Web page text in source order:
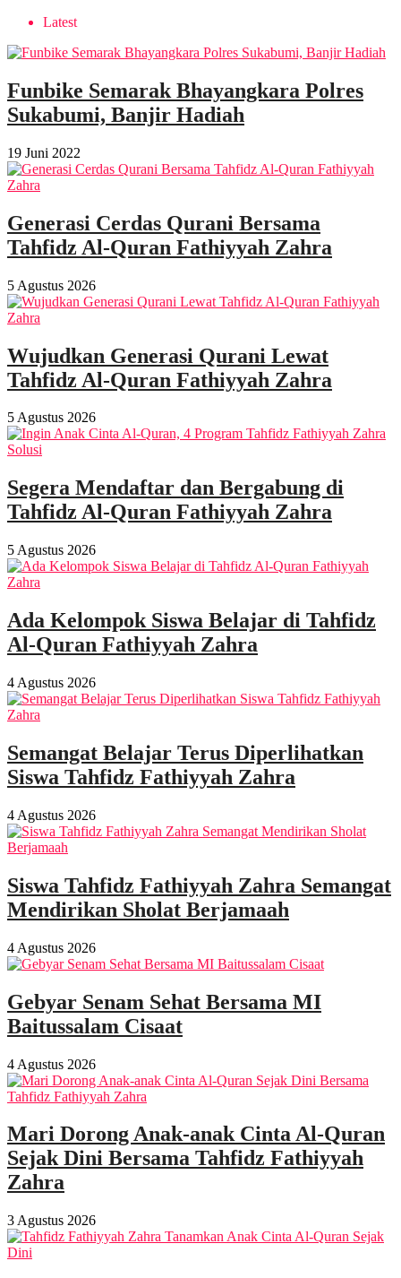
Latest
Funbike Semarak Bhayangkara Polres
Sukabumi, Banjir Hadiah
19 Juni 2022
Generasi Cerdas Qurani Bersama
Tahfidz Al-Quran Fathiyyah Zahra
5 Agustus 2026
Wujudkan Generasi Qurani Lewat
Tahfidz Al-Quran Fathiyyah Zahra
5 Agustus 2026
Segera Mendaftar dan Bergabung di
Tahfidz Al-Quran Fathiyyah Zahra
5 Agustus 2026
Ada Kelompok Siswa Belajar di Tahfidz
Al-Quran Fathiyyah Zahra
4 Agustus 2026
Semangat Belajar Terus Diperlihatkan
Siswa Tahfidz Fathiyyah Zahra
4 Agustus 2026
Siswa Tahfidz Fathiyyah Zahra Semangat
Mendirikan Sholat Berjamaah
4 Agustus 2026
Gebyar Senam Sehat Bersama MI
Baitussalam Cisaat
4 Agustus 2026
Mari Dorong Anak-anak Cinta Al-Quran
Sejak Dini Bersama Tahfidz Fathiyyah
Zahra
3 Agustus 2026